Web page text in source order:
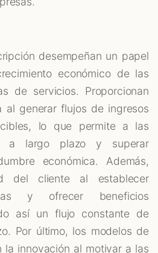
desempeñan un papel
económico de las
de servicios. Proporcionan
al generar flujos de ingresos
lo que permite a las
a largo plazo y superar
económica. Además,
del cliente al establecer
y ofrecer beneficios
así un flujo constante de
Por último, los modelos de
la innovación al motivar a las